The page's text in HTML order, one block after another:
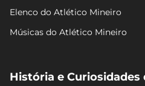
Elenco do Atlético Mineiro
Músicas do Atlético Mineiro
História e